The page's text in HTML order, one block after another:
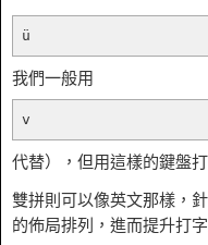
ü
我們一般用
v
代替），但用這樣的鍵盤
雙拼則可以像英文那樣，
的佈局排列，進而提升打